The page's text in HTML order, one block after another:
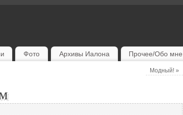
Фото Архивы Иалона Прочее/Обо мне
Модный!»